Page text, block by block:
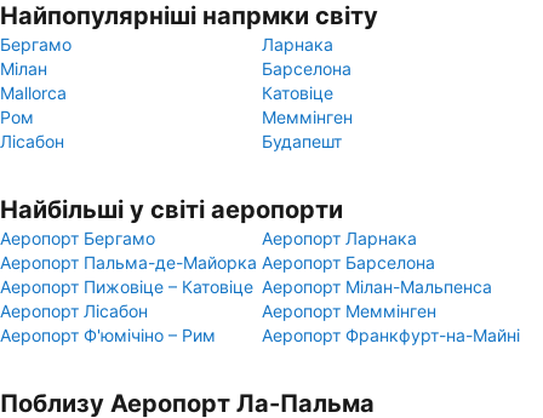
Найпопулярніші напрмки світу
Бергамо
Ларнака
Мілан
Барселона
Mallorca
Катовіце
Ром
Меммінген
Лісабон
Будапешт
Найбільші у світі аеропорти
Аеропорт Бергамо
Аеропорт Ларнака
Аеропорт Пальма-де-Майорка Аеропорт Барселона
Аеропорт Пижовіце – Катовіце Аеропорт Мілан-Мальпенса
Аеропорт Лісабон
Аеропорт Меммінген
Аеропорт Ф'юмічіно – Рим
Аеропорт Франкфурт-на-Майні
Поблизу Аеропорт Ла-Пальма